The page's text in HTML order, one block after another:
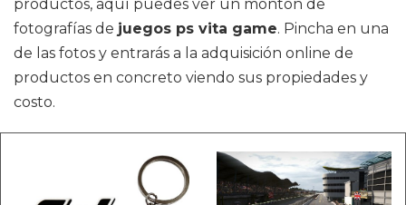
productos, aquí puedes ver un montón de
fotografías de juegos ps vita game. Pincha en una
de las fotos y entrarás a la adquisición online de
productos en concreto viendo sus propiedades y
costo.